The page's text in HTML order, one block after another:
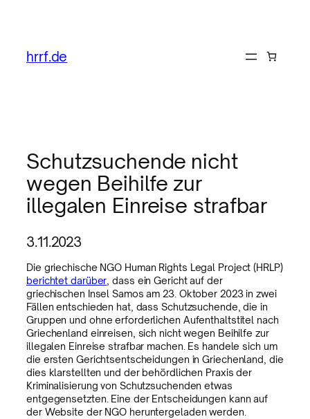
hrrf.de
Schutzsuchende nicht
wegen Beihilfe zur
illegalen Einreise strafbar
3.11.2023
Die griechische NGO Human Rights Legal Project (HRLP)
berichtet darüber , dass ein Gericht auf der
griechischen Insel Samos am 23. Oktober 2023 in zwei
Fällen entschieden hat, dass Schutzsuchende, die in
Gruppen und ohne erforderlichen Aufenthaltstitel nach
Griechenland einreisen, sich nicht wegen Beihilfe zur
illegalen Einreise strafbar machen. Es handele sich um
die ersten Gerichtsentscheidungen in Griechenland, die
dies klarstellten und der behördlichen Praxis der
Kriminalisierung von Schutzsuchenden etwas
entgegensetzten. Eine der Entscheidungen kann auf
der Website der NGO heruntergeladen werden.